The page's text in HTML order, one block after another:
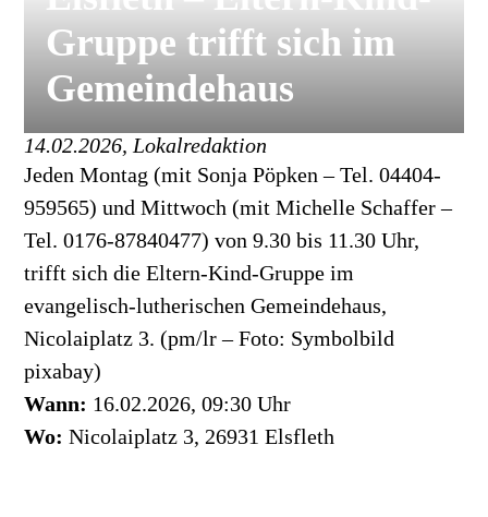
Gruppe trifft sich im
Gemeindehaus
14.02.2026, Lokalredaktion
Jeden Montag (mit Sonja Pöpken – Tel. 04404-
959565) und Mittwoch (mit Michelle Schaffer –
Tel. 0176-87840477) von 9.30 bis 11.30 Uhr,
trifft sich die Eltern-Kind-Gruppe im
evangelisch-lutherischen Gemeindehaus,
Nicolaiplatz 3. (pm/lr – Foto: Symbolbild
pixabay)
Wann: 16.02.2026, 09:30 Uhr
Wo: Nicolaiplatz 3, 26931 Elsfleth